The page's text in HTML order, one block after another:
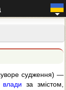
судження) —
влади за змістом,